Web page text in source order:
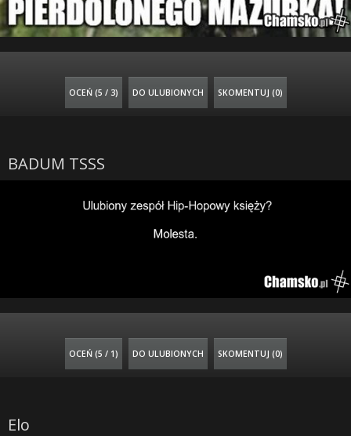
OCEŃ (5 / 3) DO ULUBIONYCH SKOMENTUJ (0)
BADUM TSSS
OCEŃ (5 / 1) DO ULUBIONYCH SKOMENTUJ (0)
Elo